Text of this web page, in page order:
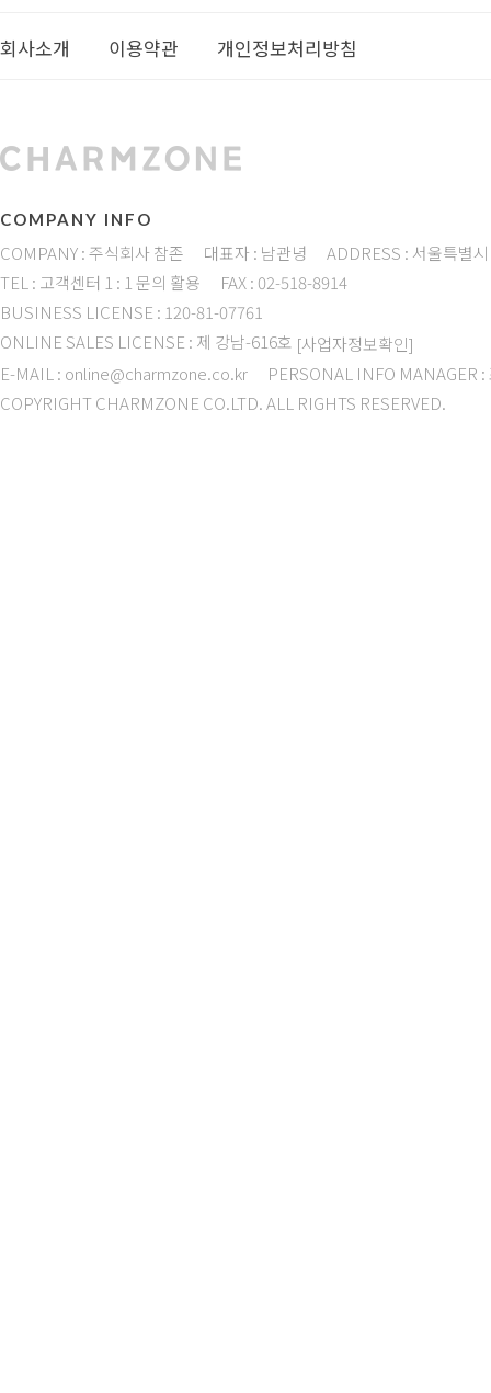
회사소개 이용약관 개인정보처리방침
COMPANY INFO
COMPANY : 주식회사 참존 대표자 : 남관녕
ADDRESS : 서울특별
TEL : 고객센터 1 : 1 문의 활용
FAX : 02-518-8914
BUSINESS LICENSE : 120-81-07761
ONLINE SALES LICENSE : 제 강남-616호 [사업자정보확인]
E-MAIL : online@charmzone.co.kr
PERSONAL INFO MANAGER :
COPYRIGHT CHARMZONE CO.LTD. ALL RIGHTS RESERVED.